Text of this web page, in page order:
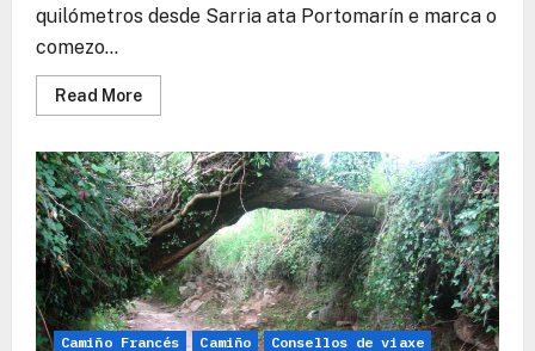
quilómetros desde Sarria ata Portomarín e marca o
comezo...
Read MoreRead
more
28
–
Sarria
–
Portomarín
Camiño Francés Camiño Consellos de viaxe